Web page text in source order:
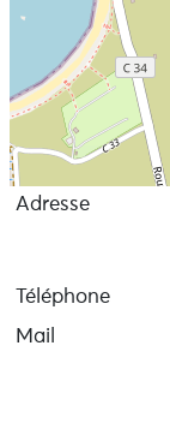
Adresse
Téléphone
Mail